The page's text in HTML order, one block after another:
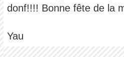
donf!!!! Bonne fête de la
Yau